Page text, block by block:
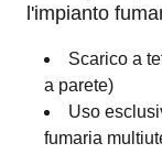
l'impianto
Scarico a
a parete)
Uso
fumaria